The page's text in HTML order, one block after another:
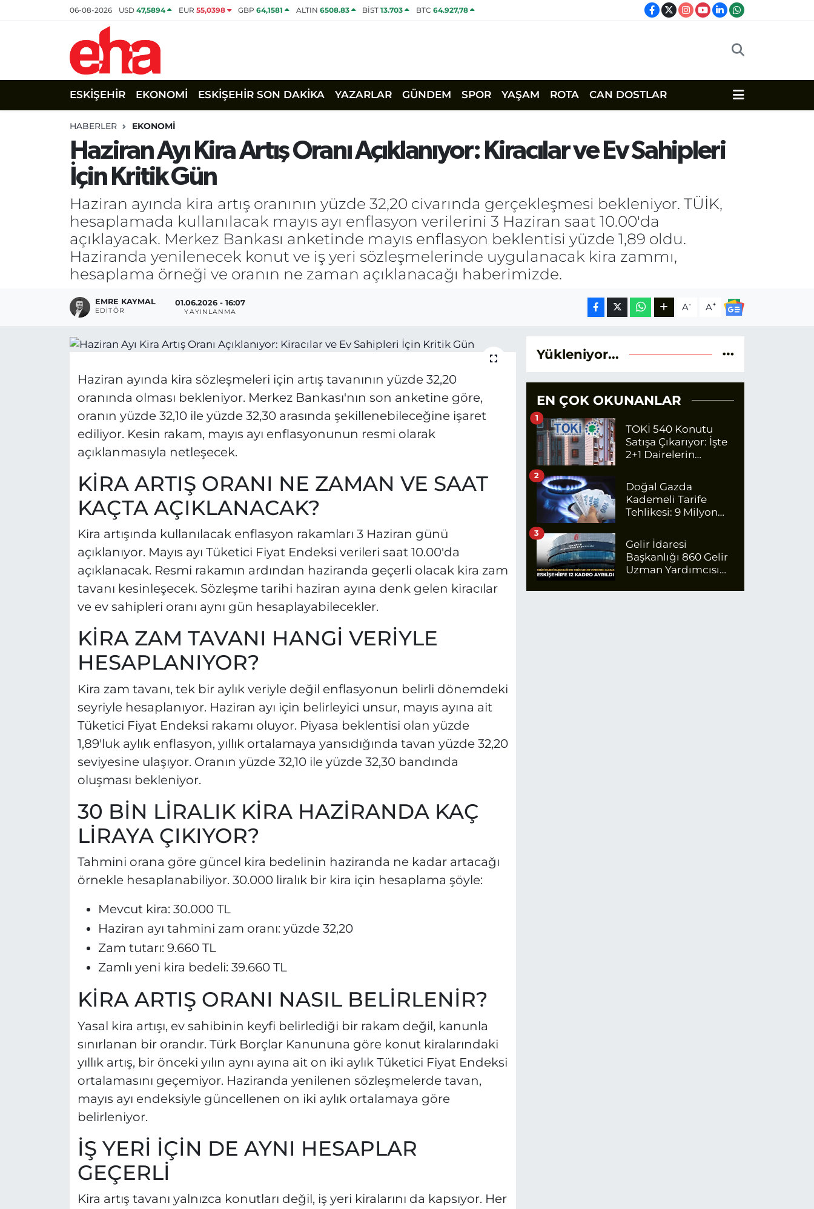
06-08-2026 USD47,5894 EUR 55,0398 GBP64,1581 ALTIN 6508.83 BİST13.703 BTC 64.927,78
ESKİŞEHİR EKONOMİ ESKİŞEHİR SON DAKİKA YAZARLAR GÜNDEM SPOR YAŞAM ROTA CAN DOSTLAR
HABERLER EKONOMİ
Haziran Ayı Kira Artış Oranı Açıklanıyor: Kiracılar ve Ev Sahipleri
İçin Kritik Gün
Haziran ayında kira artış oranının yüzde 32,20 civarında gerçekleşmesi bekleniyor. TÜİK,
hesaplamada kullanılacak mayıs ayı enflasyon verilerini 3 Haziran saat 10.00'da
açıklayacak. Merkez Bankası anketinde mayıs enflasyon beklentisi yüzde 1,89 oldu.
Haziranda yenilenecek konut ve iş yeri sözleşmelerinde uygulanacak kira zammı,
hesaplama örneği ve oranın ne zaman açıklanacağı haberimizde.
EMRE KAYMAL
EDITÖR
01.06.2026 - 16:07
YAYINLANMA A- A+
Haziran ayında kira sözleşmeleri için artış tavanının yüzde 32,20
oranında olması bekleniyor. Merkez Bankası'nın son anketine göre,
oranın yüzde 32,10 ile yüzde 32,30 arasında şekillenebileceğine işaret
ediliyor. Kesin rakam, mayıs ayı enflasyonunun resmi olarak
açıklanmasıyla netleşecek.
KİRA ARTIŞ ORANI NE ZAMAN VE SAAT
KAÇTA AÇIKLANACAK?
Kira artışında kullanılacak enflasyon rakamları 3 Haziran günü
açıklanıyor. Mayıs ayı Tüketici Fiyat Endeksi verileri saat 10.00'da
açıklanacak. Resmi rakamın ardından haziranda geçerli olacak kira zam
tavanı kesinleşecek. Sözleşme tarihi haziran ayına denk gelen kiracılar
ve ev sahipleri oranı aynı gün hesaplayabilecekler.
KİRA ZAM TAVANI HANGİ VERİYLE
HESAPLANIYOR?
Kira zam tavanı, tek bir aylık veriyle değil enflasyonun belirli dönemdeki
seyriyle hesaplanıyor. Haziran ayı için belirleyici unsur, mayıs ayına ait
Tüketici Fiyat Endeksi rakamı oluyor. Piyasa beklentisi olan yüzde
1,89'luk aylık enflasyon, yıllık ortalamaya yansıdığında tavan yüzde 32,20
seviyesine ulaşıyor. Oranın yüzde 32,10 ile yüzde 32,30 bandında
oluşması bekleniyor.
30 BİN LİRALIK KİRA HAZİRANDA KAÇ
LİRAYA ÇIKIYOR?
Tahmini orana göre güncel kira bedelinin haziranda ne kadar artacağı
örnekle hesaplanabiliyor. 30.000 liralık bir kira için hesaplama şöyle:
Mevcut kira: 30.000 TL
Haziran ayı tahmini zam oranı: yüzde 32,20
Zam tutarı: 9.660 TL
Zamlı yeni kira bedeli: 39.660 TL
KİRA ARTIŞ ORANI NASIL BELİRLENİR?
Yasal kira artışı, ev sahibinin keyfi belirlediği bir rakam değil, kanunla
sınırlanan bir orandır. Türk Borçlar Kanununa göre konut kiralarındaki
yıllık artış, bir önceki yılın aynı ayına ait on iki aylık Tüketici Fiyat Endeksi
ortalamasını geçemiyor. Haziranda yenilenen sözleşmelerde tavan,
mayıs ayı endeksiyle güncellenen on iki aylık ortalamaya göre
belirleniyor.
İŞ YERİ İÇİN DE AYNI HESAPLAR
GEÇERLİ
Kira artış tavanı yalnızca konutları değil, iş yeri kiralarını da kapsıyor. Her
Yükleniyor...
EN ÇOK OKUNANLAR
TOKİ 540 Konutu
Satışa Çıkarıyor: İşte
2+1 Dairelerin
1
Doğal Gazda
Kademeli Tarife
Tehlikesi: 9 Milyon
Ödeyecek
2
Gelir İdaresi
Başkanlığı 860 Gelir
Uzman Yardımcısı
Kadro Ayrıldı
3